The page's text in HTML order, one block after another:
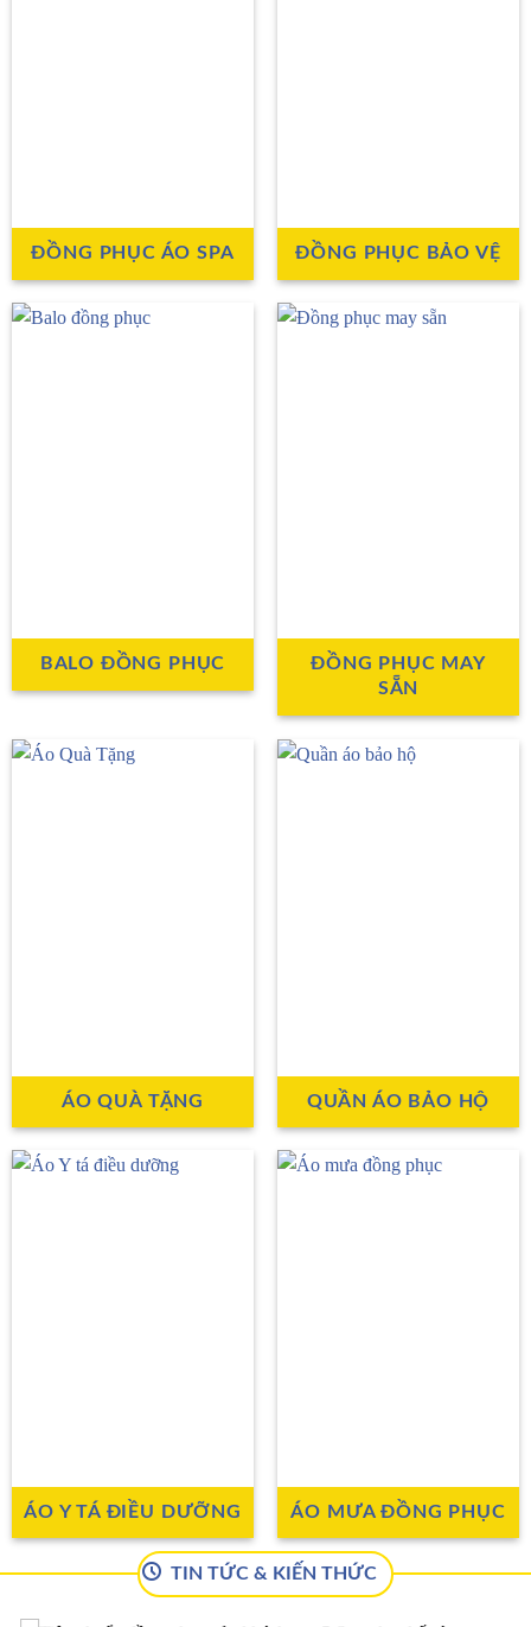
ĐỒNG PHỤC ÁO SPA ĐỒNG PHỤC BẢO VỆ
BALO ĐỒNG PHỤC
ĐỒNG PHỤC MAY
SẴN
ÁO QUÀ TẶNG QUẦN ÁO BẢO HỘ
ÁO Y TÁ ĐIỀU DƯỠNG ÁO MƯA ĐỒNG PHỤC
TIN TỨC & KIẾN THỨC